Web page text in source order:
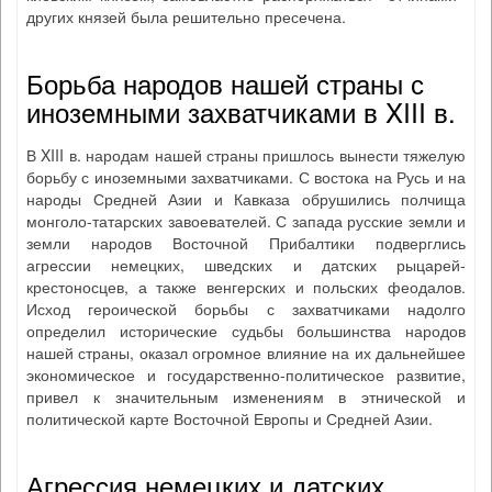
других князей была решительно пресечена.
Борьба народов нашей страны с
иноземными захватчиками в XIII в.
В XIII в. народам нашей страны пришлось вынести тяжелую
борьбу с иноземными захватчиками. С востока на Русь и на
народы Средней Азии и Кавказа обрушились полчища
монголо-татарских завоевателей. С запада русские земли и
земли народов Восточной Прибалтики подверглись
агрессии немецких, шведских и датских рыцарей-
крестоносцев, а также венгерских и польских феодалов.
Исход героической борьбы с захватчиками надолго
определил исторические судьбы большинства народов
нашей страны, оказал огромное влияние на их дальнейшее
экономическое и государственно-политическое развитие,
привел к значительным изменениям в этнической и
политической карте Восточной Европы и Средней Азии.